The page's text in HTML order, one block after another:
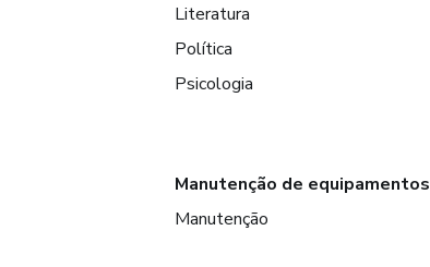
Literatura
Política
Psicologia
Manutenção de equipamentos
Manutenção